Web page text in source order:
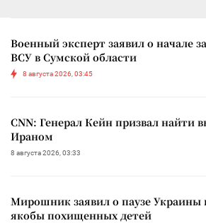
Военный эксперт заявил о начале
ВСУ в Сумской области
8 августа 2026, 03:45
CNN: Генерал Кейн призвал найти
Ираном
8 августа 2026, 03:33
Мирошник заявил о паузе Украины
якобы похищенных детей